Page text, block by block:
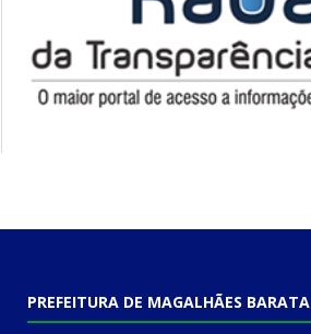
PREFEITURA DE MAGALHÃES BARATA